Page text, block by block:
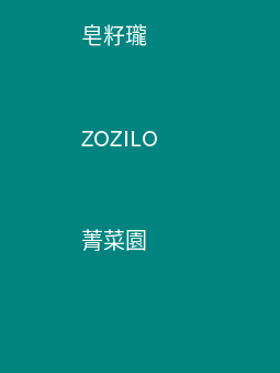
皂籽瓏
ZOZILO
菁菜園